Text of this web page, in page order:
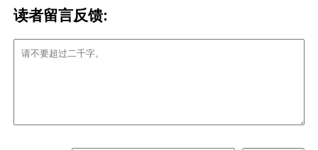
读者留言反馈: